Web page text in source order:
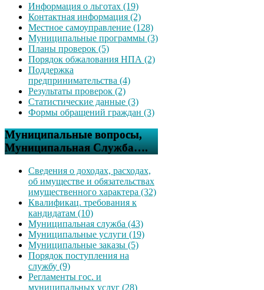
Информация о льготах (19)
Контактная информация (2)
Местное самоуправление (128)
Муниципальные программы (3)
Планы проверок (5)
Порядок обжалования НПА (2)
Поддержка
предпринимательства (4)
Результаты проверок (2)
Статистические данные (3)
Формы обращений граждан (3)
Муниципальные вопросы,
Муниципальная Служба….
Сведения о доходах, расходах,
об имуществе и обязательствах
имущественного характера (32)
Квалификац. требования к
кандидатам (10)
Муниципальная служба (43)
Муниципальные услуги (19)
Муниципальные заказы (5)
Порядок поступления на
службу (9)
Регламенты гос. и
муниципальных услуг (28)